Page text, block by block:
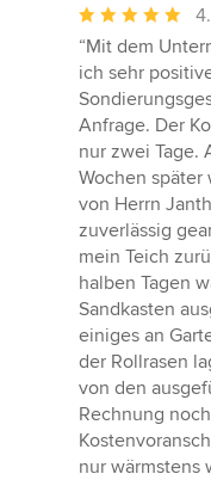
Bewertung:
5
von
5
Sternen
“Mit dem
ich sehr
Anfrage. Der
nur zwei Tage.
Wochen
von Herrn
zuverlässig
mein Teich
halben Tagen
Sandkasten
einiges an
der Rollrasen
von den
Rechnung
nur wärmstens